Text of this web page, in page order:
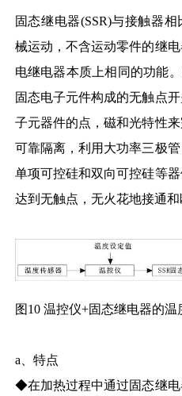
固态继电器(SSR)与接触器
械运动，不含运动零件的继
电继电器本质上相同的功能
固态电子元件构成的无触点
子元器件的点，磁和光特性
可靠隔离，利用大功率三极管
单项可控硅和双向可控硅等
达到无触点，无火花地接通和
图10 温控仪+固态继电器的
a、特点
◆在加热过程中通过固态继